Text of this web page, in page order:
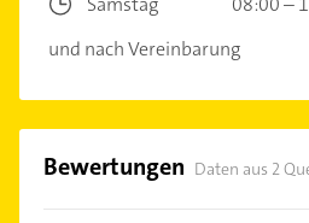
und nach Vereinbarung
Bewertungen Daten aus 2